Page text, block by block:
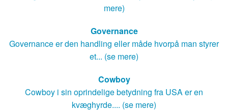
mere)
Governance
Governance er den handling eller måde hvorpå man styrer
et... (se mere)
Cowboy
Cowboy i sin oprindelige betydning fra USA er en
kvæghyrde.... (se mere)